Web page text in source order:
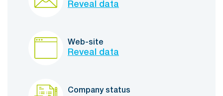
Reveal data
Web-site
Reveal data
Company status